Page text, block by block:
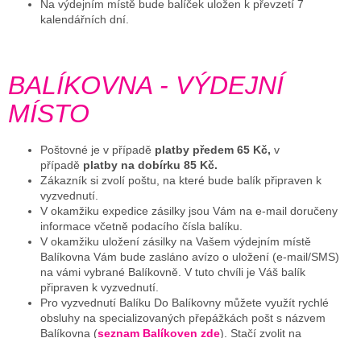
Na výdejním místě bude balíček uložen k převzetí 7
kalendářních dní.
BALÍKOVNA - VÝDEJNÍ
MÍSTO
Poštovné je v případě platby předem 65 Kč, v
případě platby na dobírku 85 Kč.
Zákazník si zvolí poštu, na které bude balík připraven k
vyzvednutí.
V okamžiku expedice zásilky jsou Vám na e-mail doručeny
informace včetně podacího čísla balíku.
V okamžiku uložení zásilky na Vašem výdejním místě
Balíkovna Vám bude zasláno avízo o uložení (e-mail/SMS)
na vámi vybrané Balíkovně. V tuto chvíli je Váš balík
připraven k vyzvednutí.
Pro vyzvednutí Balíku Do Balíkovny můžete využít rychlé
obsluhy na specializovaných přepážkách pošt s názvem
Balíkovna (seznam Balíkoven zde). Stačí zvolit na